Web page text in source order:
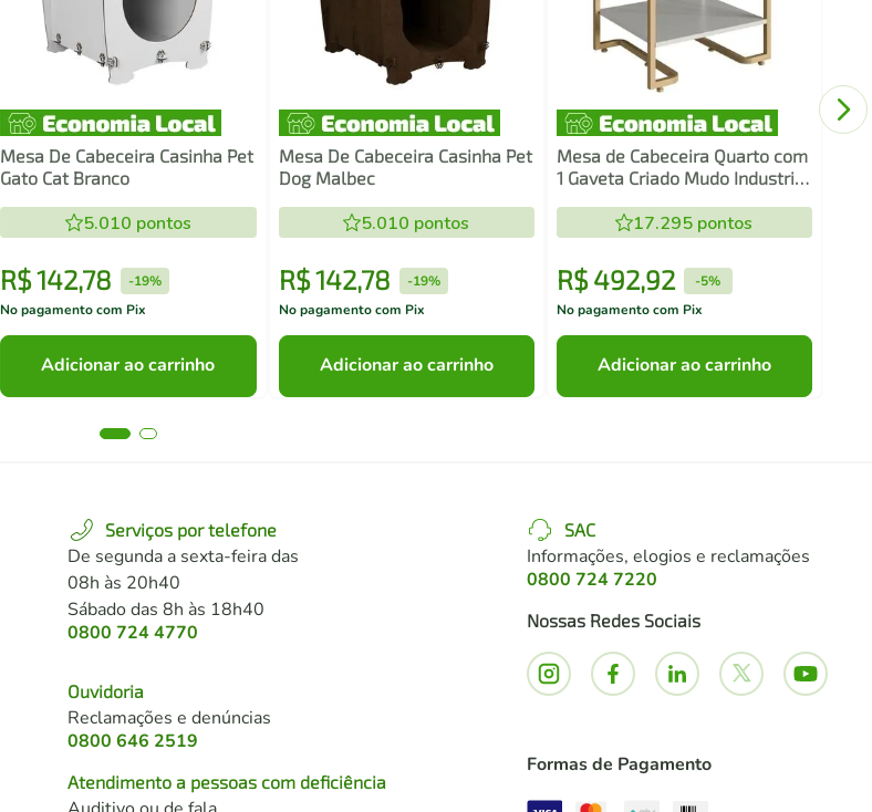
Mesa De Cabeceira Casinha Pet
Gato Cat Branco
5.010 pontos
R$142,78 -19%
No pagamento com Pix
Adicionar ao carrinho
Mesa De Cabeceira Casinha Pet
Dog Malbec
5.010 pontos
R$142,78 -19%
No pagamento com Pix
Adicionar ao carrinho
Mesa de Cabeceira Quarto com
1 Gaveta Criado Mudo Industrial
e Ponto
17.295 pontos
R$ 492,92 -5%
No pagamento com Pix
Adicionar ao carrinho
Serviços por telefone
De segunda a sexta-feira das
08h às 20h40
Sábado das 8h às 18h40
0800 724 4770
Ouvidoria
Reclamações e denúncias
0800 646 2519
Atendimento a pessoas com deficiência
SAC
Informações, elogios e reclamações
0800 724 7220
Nossas Redes Sociais
Formas de Pagamento